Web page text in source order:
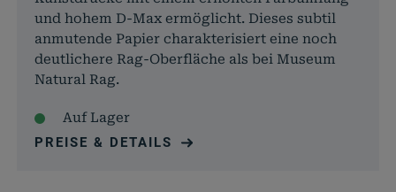
und hohem D-Max ermöglicht. Dieses subtil
anmutende Papier charakterisiert eine noch
deutlichere Rag-Oberfläche als bei Museum
Natural Rag.
Auf Lager
PREISE & DETAILS